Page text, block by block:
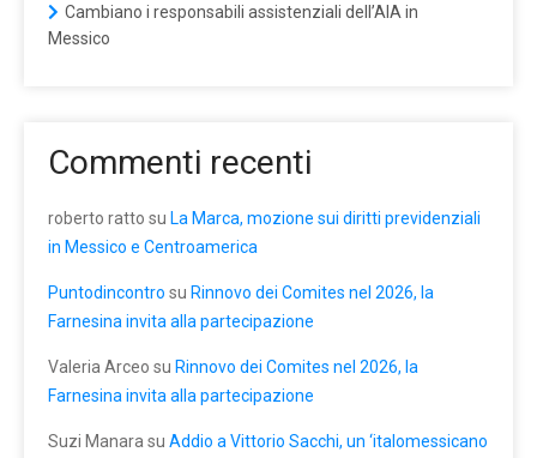
Cambiano i responsabili assistenziali dell’AIA in
Messico
Commenti recenti
roberto ratto su La Marca, mozione sui diritti previdenziali
in Messico e Centroamerica
Puntodincontro su Rinnovo dei Comites nel 2026, la
Farnesina invita alla partecipazione
Valeria Arceo su Rinnovo dei Comites nel 2026, la
Farnesina invita alla partecipazione
Suzi Manara su Addio a Vittorio Sacchi, un ‘italomessicano